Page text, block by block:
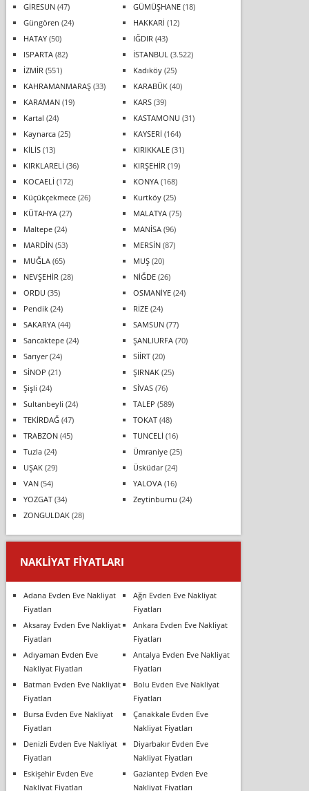
GİRESUN(47) GÜMÜŞHANE(18)
Güngören (24) HAKKARİ (12)
HATAY(50) IĞDIR (43)
ISPARTA(82) İSTANBUL (3.522)
İZMİR (551) Kadıköy(25)
KAHRAMANMARAŞ(33) KARABÜK(40)
KARAMAN(19) KARS(39)
Kartal (24) KASTAMONU (31)
Kaynarca(25) KAYSERİ (164)
KİLİS(13) KIRIKKALE(31)
KIRKLARELİ (36) KIRŞEHİR (19)
KOCAELİ (172) KONYA(168)
Küçükçekmece(26) Kurtköy(25)
KÜTAHYA(27) MALATYA(75)
Maltepe(24) MANİSA(96)
MARDİN(53) MERSİN(87)
MUĞLA(65) MUŞ(20)
NEVŞEHİR (28) NİĞDE(26)
ORDU (35) OSMANİYE(24)
Pendik(24) RİZE(24)
SAKARYA(44) SAMSUN(77)
Sancaktepe(24) ŞANLIURFA(70)
Sarıyer(24) SİİRT(20)
SİNOP (21) ŞIRNAK(25)
Şişli (24) SİVAS(76)
Sultanbeyli (24) TALEP (589)
TEKİRDAĞ(47) TOKAT(48)
TRABZON(45) TUNCELİ (16)
Tuzla(24) Ümraniye(25)
UŞAK(29) Üsküdar(24)
VAN(54) YALOVA(16)
YOZGAT(34) Zeytinburnu (24)
ZONGULDAK(28)
NAKLIYAT FIYATLARI
Adana Evden Eve Nakliyat
Fiyatları
Ağrı Evden Eve Nakliyat
Fiyatları
Aksaray Evden Eve Nakliyat
Fiyatları
Ankara Evden Eve Nakliyat
Fiyatları
Adıyaman Evden Eve
Nakliyat Fiyatları
Antalya Evden Eve Nakliyat
Fiyatları
Batman Evden Eve Nakliyat
Fiyatları
Bolu Evden Eve Nakliyat
Fiyatları
Bursa Evden Eve Nakliyat
Fiyatları
Çanakkale Evden Eve
Nakliyat Fiyatları
Denizli Evden Eve Nakliyat
Fiyatları
Diyarbakır Evden Eve
Nakliyat Fiyatları
Eskişehir Evden Eve
Nakliyat Fiyatları
Gaziantep Evden Eve
Nakliyat Fiyatları